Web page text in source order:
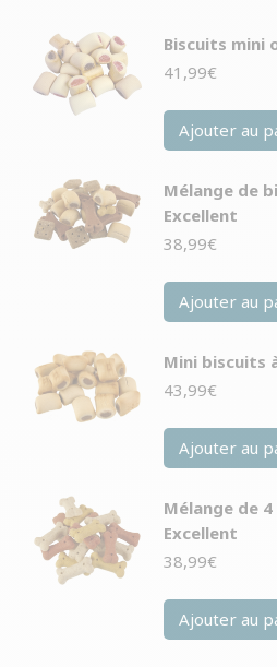
Biscuits mini
41,99€
Ajouter au
Mélange de
Excellent
38,99€
Ajouter au
Mini biscuits
43,99€
Ajouter au
Mélange de
Excellent
38,99€
Ajouter au